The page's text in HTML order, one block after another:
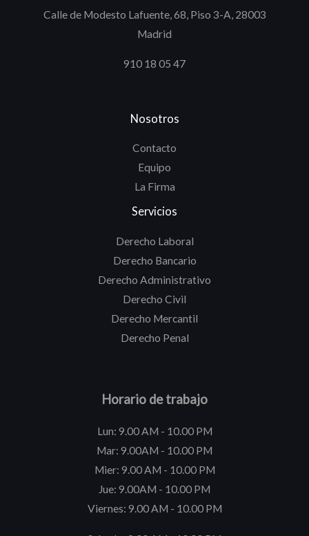
Calle de Modesto Lafuente, 68, Piso 3-A, 28003
Madrid
910 18 05 47
Nosotros
Contacto
Equipo
La Firma
Servicios
Derecho Laboral
Derecho Bancario
Derecho Administrativo
Derecho Civil
Derecho Mercantil
Derecho Penal
Horario de trabajo
Lun: 9.00 AM - 10.00 PM
Mar: 9.00AM - 10.00 PM
Mier: 9.00 AM - 10.00 PM
Jue: 9.00AM - 10.00 PM
Viernes: 9.00 AM - 10.00 PM